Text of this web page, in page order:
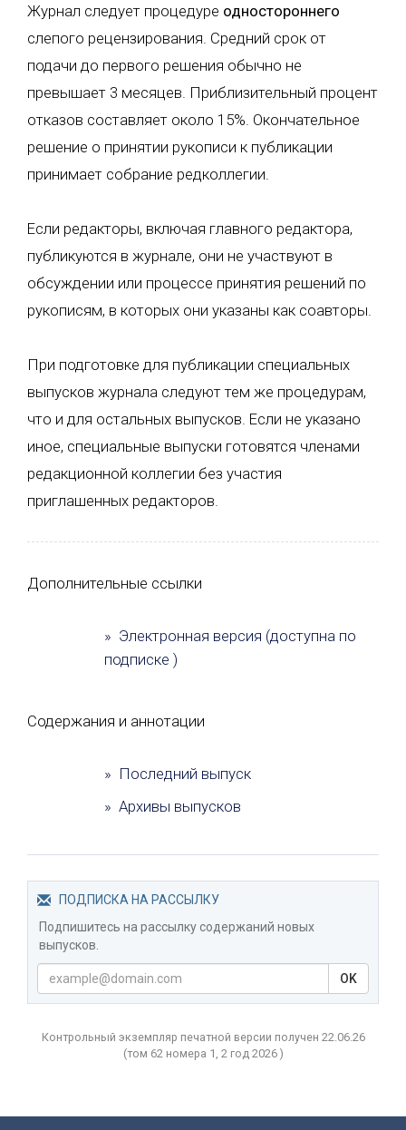
Журнал следует процедуре одностороннего
слепого рецензирования. Средний срок от
подачи до первого решения обычно не
превышает 3 месяцев. Приблизительный процент
отказов составляет около 15%. Окончательное
решение о принятии рукописи к публикации
принимает собрание редколлегии.
Если редакторы, включая главного редактора,
публикуются в журнале, они не участвуют в
обсуждении или процессе принятия решений по
рукописям, в которых они указаны как соавторы.
При подготовке для публикации специальных
выпусков журнала следуют тем же процедурам,
что и для остальных выпусков. Если не указано
иное, специальные выпуски готовятся членами
редакционной коллегии без участия
приглашенных редакторов.
Дополнительные ссылки
» Электронная версия (доступна по
подписке )
Содержания и аннотации
» Последний выпуск
» Архивы выпусков
ПОДПИСКА НА РАССЫЛКУ
Подпишитесь на рассылку содержаний новых
выпусков.
OK
Контрольный экземпляр печатной версии получен 22.06.26
(том 62 номера 1, 2 год 2026 )